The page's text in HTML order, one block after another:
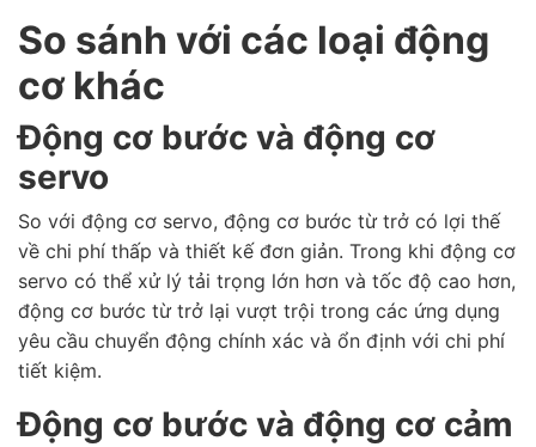
So sánh với các loại động
cơ khác
Động cơ bước và động cơ
servo
So với động cơ servo, động cơ bước từ trở có lợi thế
về chi phí thấp và thiết kế đơn giản. Trong khi động cơ
servo có thể xử lý tải trọng lớn hơn và tốc độ cao hơn,
động cơ bước từ trở lại vượt trội trong các ứng dụng
yêu cầu chuyển động chính xác và ổn định với chi phí
tiết kiệm.
Động cơ bước và động cơ cảm